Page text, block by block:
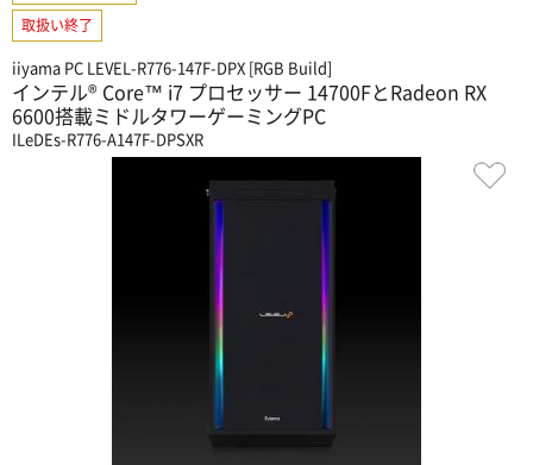
取扱い終了
iiyama PC LEVEL-R776-147F-DPX [RGB Build]
インテル® Core™ i7 プロセッサー 14700FとRadeon RX
6600搭載ミドルタワーゲーミングPC
ILeDEs-R776-A147F-DPSXR